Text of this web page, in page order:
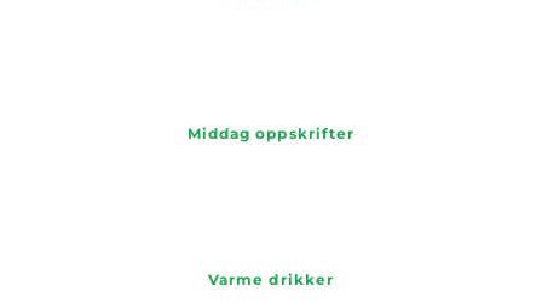
Middag oppskrifter
Varme drikker